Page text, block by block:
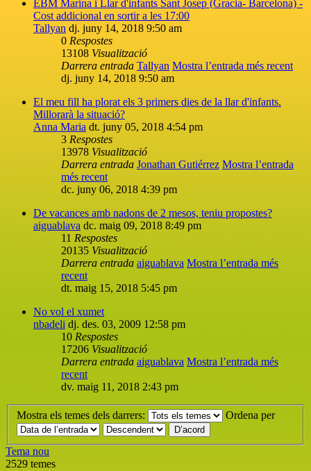
EBM Marina i Llar d'infants Sant Josep (Gracia- Barcelona) -
Cost addicional en sortir a les 17:00
Tallyan dj. juny 14, 2018 9:50 am
0 Respostes
13108 Visualització
Darrera entrada Tallyan Mostra l’entrada més recent
dj. juny 14, 2018 9:50 am
El meu fill ha plorat els 3 primers dies de la llar d'infants.
Millorarà la situació?
Anna Maria dt. juny 05, 2018 4:54 pm
3 Respostes
13978 Visualització
Darrera entrada Jonathan Gutiérrez Mostra l’entrada
més recent
dc. juny 06, 2018 4:39 pm
De vacances amb nadons de 2 mesos, teniu propostes?
aiguablava dc. maig 09, 2018 8:49 pm
11 Respostes
20135 Visualització
Darrera entrada aiguablava Mostra l’entrada més
recent
dt. maig 15, 2018 5:45 pm
No vol el xumet
nbadeli dj. des. 03, 2009 12:58 pm
10 Respostes
17206 Visualització
Darrera entrada aiguablava Mostra l’entrada més
recent
dv. maig 11, 2018 2:43 pm
Mostra els temes dels darrers: Ordena per
Tema nou
2529 temes